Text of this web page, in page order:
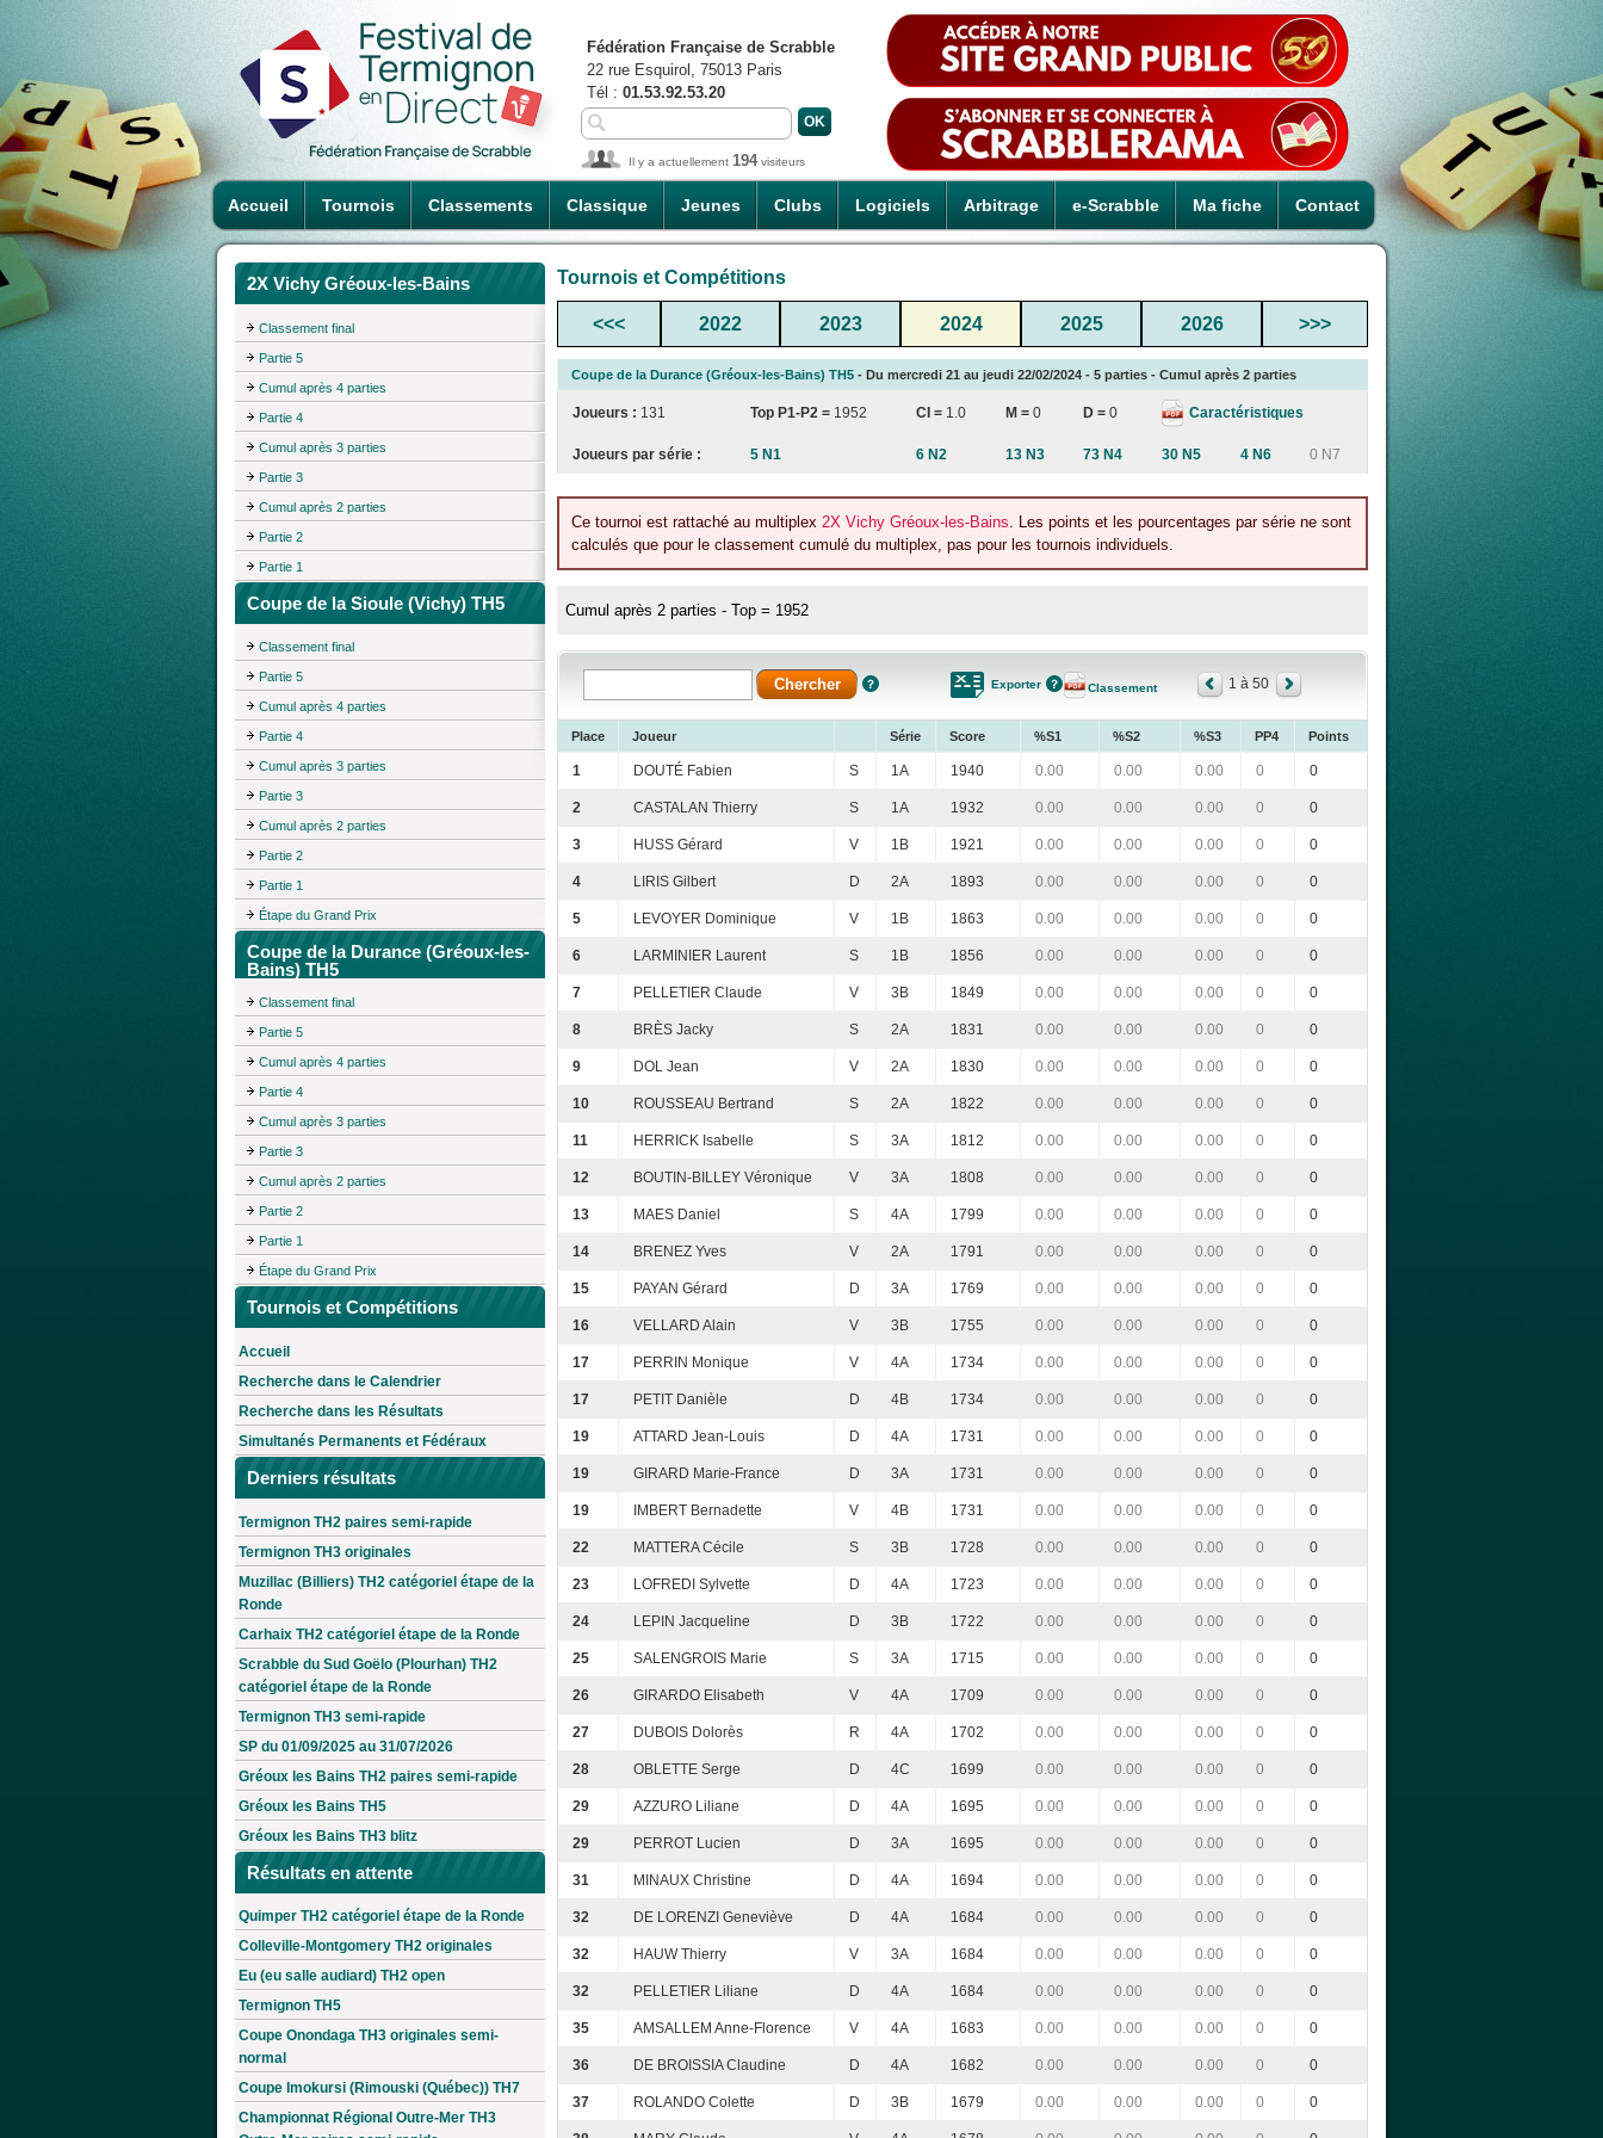
Accueil Tournois Classements Classique Jeunes Clubs Logiciels Arbitrage e-Scrabble Ma fiche Contact
Fédération Française de Scrabble
22 rue Esquirol, 75013 Paris
Tél : 01.53.92.53.20
Il y a actuellement 194visiteurs
2X Vichy Gréoux-les-Bains
Classement final
Partie 5
Cumul après 4 parties
Partie 4
Cumul après 3 parties
Partie 3
Cumul après 2 parties
Partie 2
Partie 1
Coupe de la Sioule (Vichy) TH5
Classement final
Partie 5
Cumul après 4 parties
Partie 4
Cumul après 3 parties
Partie 3
Cumul après 2 parties
Partie 2
Partie 1
Étape du Grand Prix
Coupe de la Durance (Gréoux-les-
Bains) TH5
Classement final
Partie 5
Cumul après 4 parties
Partie 4
Cumul après 3 parties
Partie 3
Cumul après 2 parties
Partie 2
Partie 1
Étape du Grand Prix
Tournois et Compétitions
Accueil
Recherche dans le Calendrier
Recherche dans les Résultats
Simultanés Permanents et Fédéraux
Derniers résultats
Termignon TH2 paires semi-rapide
Termignon TH3 originales
Muzillac (Billiers) TH2 catégoriel étape de la
Ronde
Carhaix TH2 catégoriel étape de la Ronde
Scrabble du Sud Goëlo (Plourhan) TH2
catégoriel étape de la Ronde
Termignon TH3 semi-rapide
SP du 01/09/2025 au 31/07/2026
Gréoux les Bains TH2 paires semi-rapide
Gréoux les Bains TH5
Gréoux les Bains TH3 blitz
Résultats en attente
Quimper TH2 catégoriel étape de la Ronde
Colleville-Montgomery TH2 originales
Eu (eu salle audiard) TH2 open
Termignon TH5
Coupe Onondaga TH3 originales semi-
normal
Coupe Imokursi (Rimouski (Québec)) TH7
Championnat Régional Outre-Mer TH3
Tournois et Compétitions
<<< 2022 2023 2024 2025 2026 >>>
Coupe de la Durance (Gréoux-les-Bains) TH5 - Du mercredi 21 au jeudi 22/02/2024 - 5 parties - Cumul après 2 parties
Joueurs : 131 Top P1-P2 = 1952 CI = 1.0 M = 0 D = 0 Caractéristiques
Joueurs par série : 5 N1 6 N2 13 N3 73 N4 30 N5 4 N6 0 N7
Ce tournoi est rattaché au multiplex 2X Vichy Gréoux-les-Bains. Les points et les pourcentages par série ne sont
calculés que pour le classement cumulé du multiplex, pas pour les tournois individuels.
Cumul après 2 parties - Top = 1952
Exporter Classement 1 à 50
Place Joueur Série Score %S1 %S2 %S3 PP4 Points
1 DOUTÉ Fabien S 1A 1940 0.00 0.00 0.00 0 0
2 CASTALAN Thierry S 1A 1932 0.00 0.00 0.00 0 0
3 HUSS Gérard V 1B 1921 0.00 0.00 0.00 0 0
4 LIRIS Gilbert D 2A 1893 0.00 0.00 0.00 0 0
5 LEVOYER Dominique V 1B 1863 0.00 0.00 0.00 0 0
6 LARMINIER Laurent S 1B 1856 0.00 0.00 0.00 0 0
7 PELLETIER Claude V 3B 1849 0.00 0.00 0.00 0 0
8 BRÈS Jacky S 2A 1831 0.00 0.00 0.00 0 0
9 DOL Jean V 2A 1830 0.00 0.00 0.00 0 0
10 ROUSSEAU Bertrand S 2A 1822 0.00 0.00 0.00 0 0
11 HERRICK Isabelle S 3A 1812 0.00 0.00 0.00 0 0
12 BOUTIN-BILLEY Véronique V 3A 1808 0.00 0.00 0.00 0 0
13 MAES Daniel S 4A 1799 0.00 0.00 0.00 0 0
14 BRENEZ Yves V 2A 1791 0.00 0.00 0.00 0 0
15 PAYAN Gérard D 3A 1769 0.00 0.00 0.00 0 0
16 VELLARD Alain V 3B 1755 0.00 0.00 0.00 0 0
17 PERRIN Monique V 4A 1734 0.00 0.00 0.00 0 0
17 PETIT Danièle D 4B 1734 0.00 0.00 0.00 0 0
19 ATTARD Jean-Louis D 4A 1731 0.00 0.00 0.00 0 0
19 GIRARD Marie-France D 3A 1731 0.00 0.00 0.00 0 0
19 IMBERT Bernadette V 4B 1731 0.00 0.00 0.00 0 0
22 MATTERA Cécile S 3B 1728 0.00 0.00 0.00 0 0
23 LOFREDI Sylvette D 4A 1723 0.00 0.00 0.00 0 0
24 LEPIN Jacqueline D 3B 1722 0.00 0.00 0.00 0 0
25 SALENGROIS Marie S 3A 1715 0.00 0.00 0.00 0 0
26 GIRARDO Elisabeth V 4A 1709 0.00 0.00 0.00 0 0
27 DUBOIS Dolorès R 4A 1702 0.00 0.00 0.00 0 0
28 OBLETTE Serge D 4C 1699 0.00 0.00 0.00 0 0
29 AZZURO Liliane D 4A 1695 0.00 0.00 0.00 0 0
29 PERROT Lucien D 3A 1695 0.00 0.00 0.00 0 0
31 MINAUX Christine D 4A 1694 0.00 0.00 0.00 0 0
32 DE LORENZI Geneviève D 4A 1684 0.00 0.00 0.00 0 0
32 HAUW Thierry V 3A 1684 0.00 0.00 0.00 0 0
32 PELLETIER Liliane D 4A 1684 0.00 0.00 0.00 0 0
35 AMSALLEM Anne-Florence V 4A 1683 0.00 0.00 0.00 0 0
36 DE BROISSIA Claudine D 4A 1682 0.00 0.00 0.00 0 0
37 ROLANDO Colette D 3B 1679 0.00 0.00 0.00 0 0